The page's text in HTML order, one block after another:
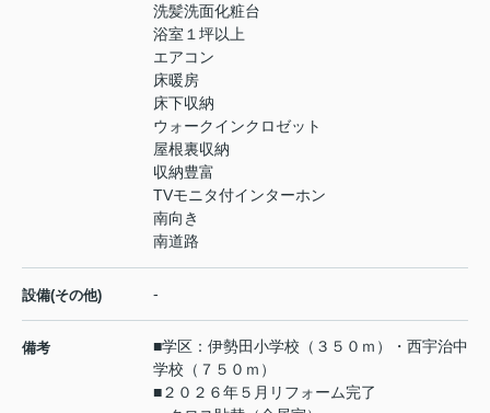
洗髪洗面化粧台
浴室１坪以上
エアコン
床暖房
床下収納
ウォークインクロゼット
屋根裏収納
収納豊富
TVモニタ付インターホン
南向き
南道路
設備(その他) -
備考
■学区：伊勢田小学校（３５０ｍ）・西宇治中
学校（７５０ｍ）
■２０２６年５月リフォーム完了